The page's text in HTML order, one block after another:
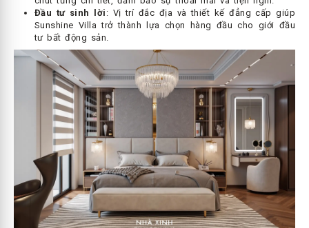
Đầu tư sinh lời : Vị trí đắc địa và thiết kế đẳng cấp giúp
Sunshine Villa trở thành lựa chọn hàng đầu cho giới đầu
tư bất động sản.